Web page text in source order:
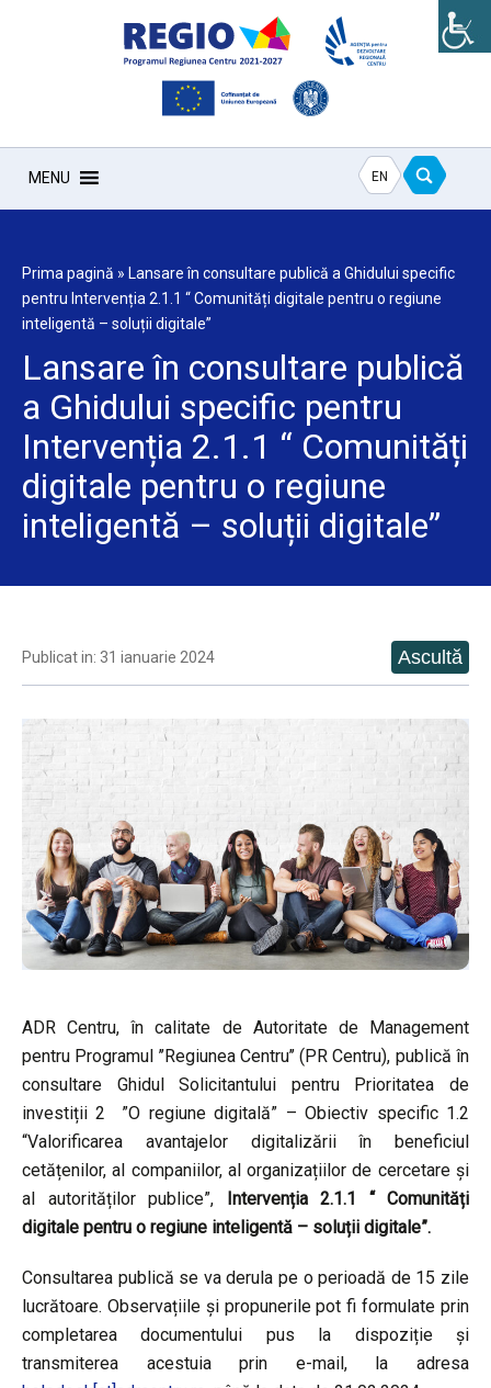
MENU EN
Prima pagină » Lansare în consultare publică a Ghidului specific
pentru Intervenția 2.1.1 “ Comunități digitale pentru o regiune
inteligentă – soluții digitale”
Lansare în consultare publică
a Ghidului specific pentru
Intervenția 2.1.1 “ Comunități
digitale pentru o regiune
inteligentă – soluții digitale”
Publicat in: 31 ianuarie 2024
ADR Centru, în calitate de Autoritate de Management
pentru Programul ’’Regiunea Centru’’ (PR Centru), publică în
consultare Ghidul Solicitantului pentru Prioritatea de
investiții 2 ”O regiune digitală” – Obiectiv specific 1.2
“Valorificarea avantajelor digitalizării în beneficiul
cetățenilor, al companiilor, al organizațiilor de cercetare și
al autorităților publice”,
Intervenția 2.1.1 “
Comunități
digitale pentru o regiune inteligentă – soluții digitale”.
Consultarea publică se va derula pe o perioadă de 15 zile
lucrătoare. Observațiile și propunerile pot fi formulate prin
completarea documentului pus la dispoziție și
transmiterea acestuia prin e-mail, la adresa